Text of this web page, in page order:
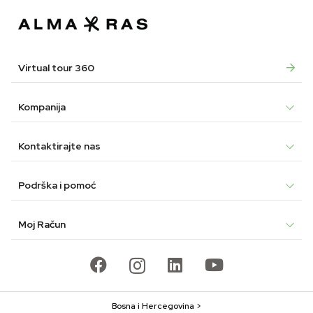
69,90 KM.
45,90 KM. 59,90 KM.
35,90 KM.
Virtual tour 360
Kompanija
Kontaktirajte nas
Podrška i pomoć
Moj Račun
Bosna i Hercegovina >